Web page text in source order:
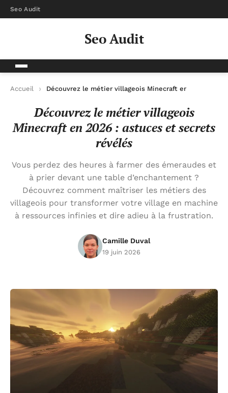
Seo Audit
Seo Audit
Accueil Découvrez le métier villageois Minecraft en 2026 :
Découvrez le métier villageois
Minecraft en 2026 : astuces et secrets
révélés
Vous perdez des heures à farmer des émeraudes et
à prier devant une table d’enchantement ?
Découvrez comment maîtriser les métiers des
villageois pour transformer votre village en machine
à ressources infinies et dire adieu à la frustration.
Camille Duval
19 juin 2026